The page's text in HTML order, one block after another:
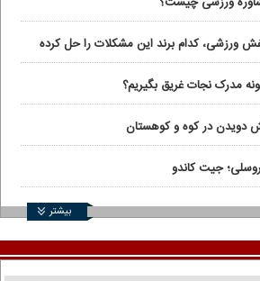
ورزشی، کدام برند این مشکلات را حل کرده‌
مدرک نجات غریق بگیریم؟
دویدن در کوه و کوهستان
جیت کاندو
بیشتر